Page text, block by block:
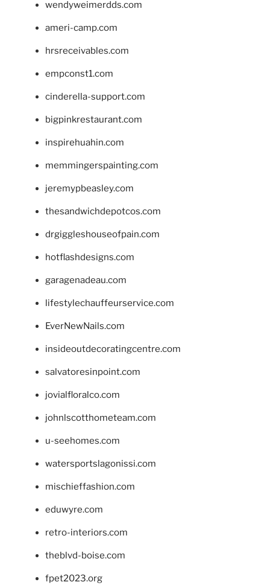
wendyweimerdds.com
ameri-camp.com
hrsreceivables.com
empconst1.com
cinderella-support.com
bigpinkrestaurant.com
inspirehuahin.com
memmingerspainting.com
jeremypbeasley.com
thesandwichdepotcos.com
drgiggleshouseofpain.com
hotflashdesigns.com
garagenadeau.com
lifestylechauffeurservice.com
EverNewNails.com
insideoutdecoratingcentre.com
salvatoresinpoint.com
jovialfloralco.com
johnlscotthometeam.com
u-seehomes.com
watersportslagonissi.com
mischieffashion.com
eduwyre.com
retro-interiors.com
theblvd-boise.com
fpet2023.org